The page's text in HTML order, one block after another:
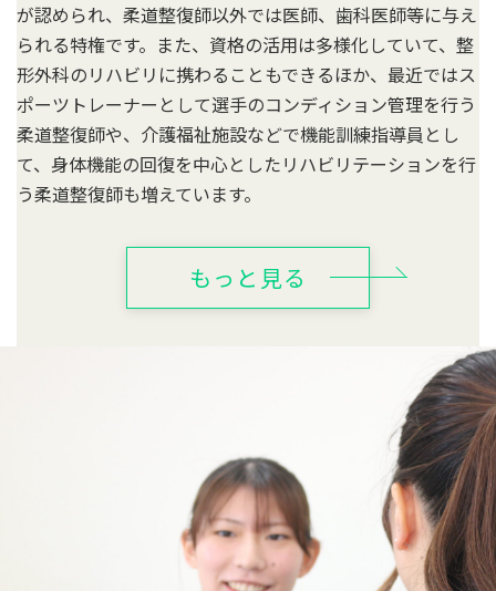
が認められ、柔道整復師以外では医師、歯科医師等に与え
られる特権です。また、資格の活用は多様化していて、整
形外科のリハビリに携わることもできるほか、最近ではス
ポーツトレーナーとして選手のコンディション管理を行う
柔道整復師や、介護福祉施設などで機能訓練指導員とし
て、身体機能の回復を中心としたリハビリテーションを行
う柔道整復師も増えています。
もっと見る